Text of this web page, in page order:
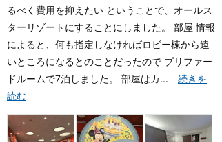
るべく費用を抑えたい ということで、オールス
ターリゾートにすることにしました。 部屋 情報
によると、何も指定しなければロビー棟から遠
いところになるとのことだったので プリファー
ドルームで7泊しました。 部屋はカ... 続きを
読む